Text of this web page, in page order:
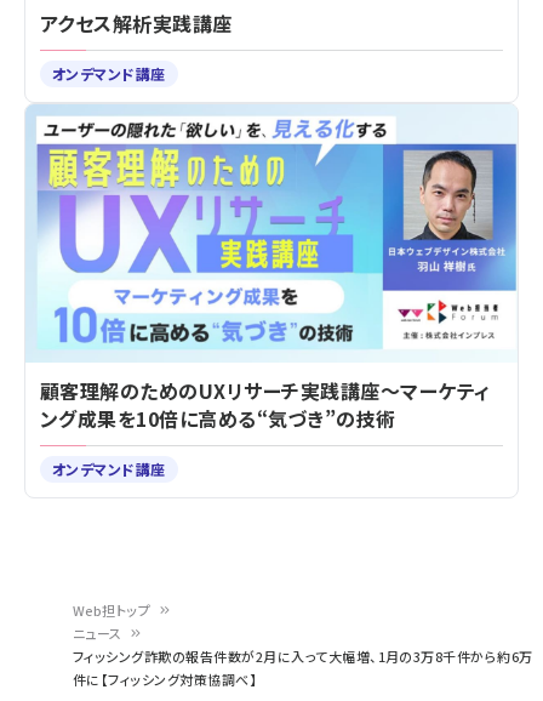
Web担トップ
ニュース
フィッシング詐欺の報告件数が2月に入って大幅増、1月の3万8千件から約6万
件に【フィッシング対策協調べ】
アクセス解析実践講座
オンデマンド講座
顧客理解のためのUXリサーチ実践講座～マーケティ
ング成果を10倍に高める“気づき”の技術
オンデマンド講座